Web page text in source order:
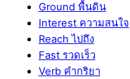
Ground พื้นดิน
Interest ความสนใจ
Reach ไปถึง
Fast รวดเร็ว
Verb คำกริยา